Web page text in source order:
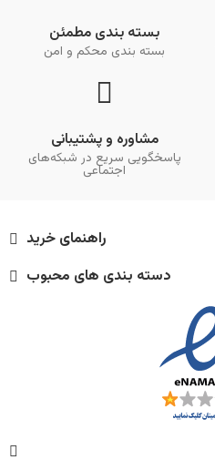
بسته بندی مطمئن
بسته بندی محکم و امن
مشاوره و پشتیبانی
پاسخگویی سریع در شبکه‌های
اجتماعی
راهنمای خرید
دسته بندی های محبوب